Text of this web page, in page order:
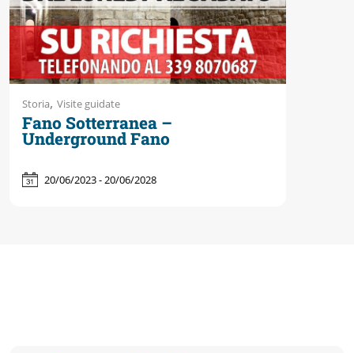
Storia, Visite guidate
Fano Sotterranea –
Underground Fano
20/06/2023 - 20/06/2028